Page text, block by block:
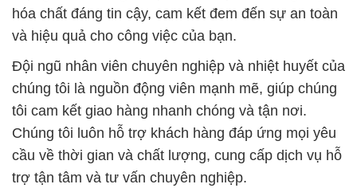
hóa chất đáng tin cậy, cam kết đem đến sự an toàn
và hiệu quả cho công việc của bạn.
Đội ngũ nhân viên chuyên nghiệp và nhiệt huyết của
chúng tôi là nguồn động viên mạnh mẽ, giúp chúng
tôi cam kết giao hàng nhanh chóng và tận nơi.
Chúng tôi luôn hỗ trợ khách hàng đáp ứng mọi yêu
cầu về thời gian và chất lượng, cung cấp dịch vụ hỗ
trợ tận tâm và tư vấn chuyên nghiệp.